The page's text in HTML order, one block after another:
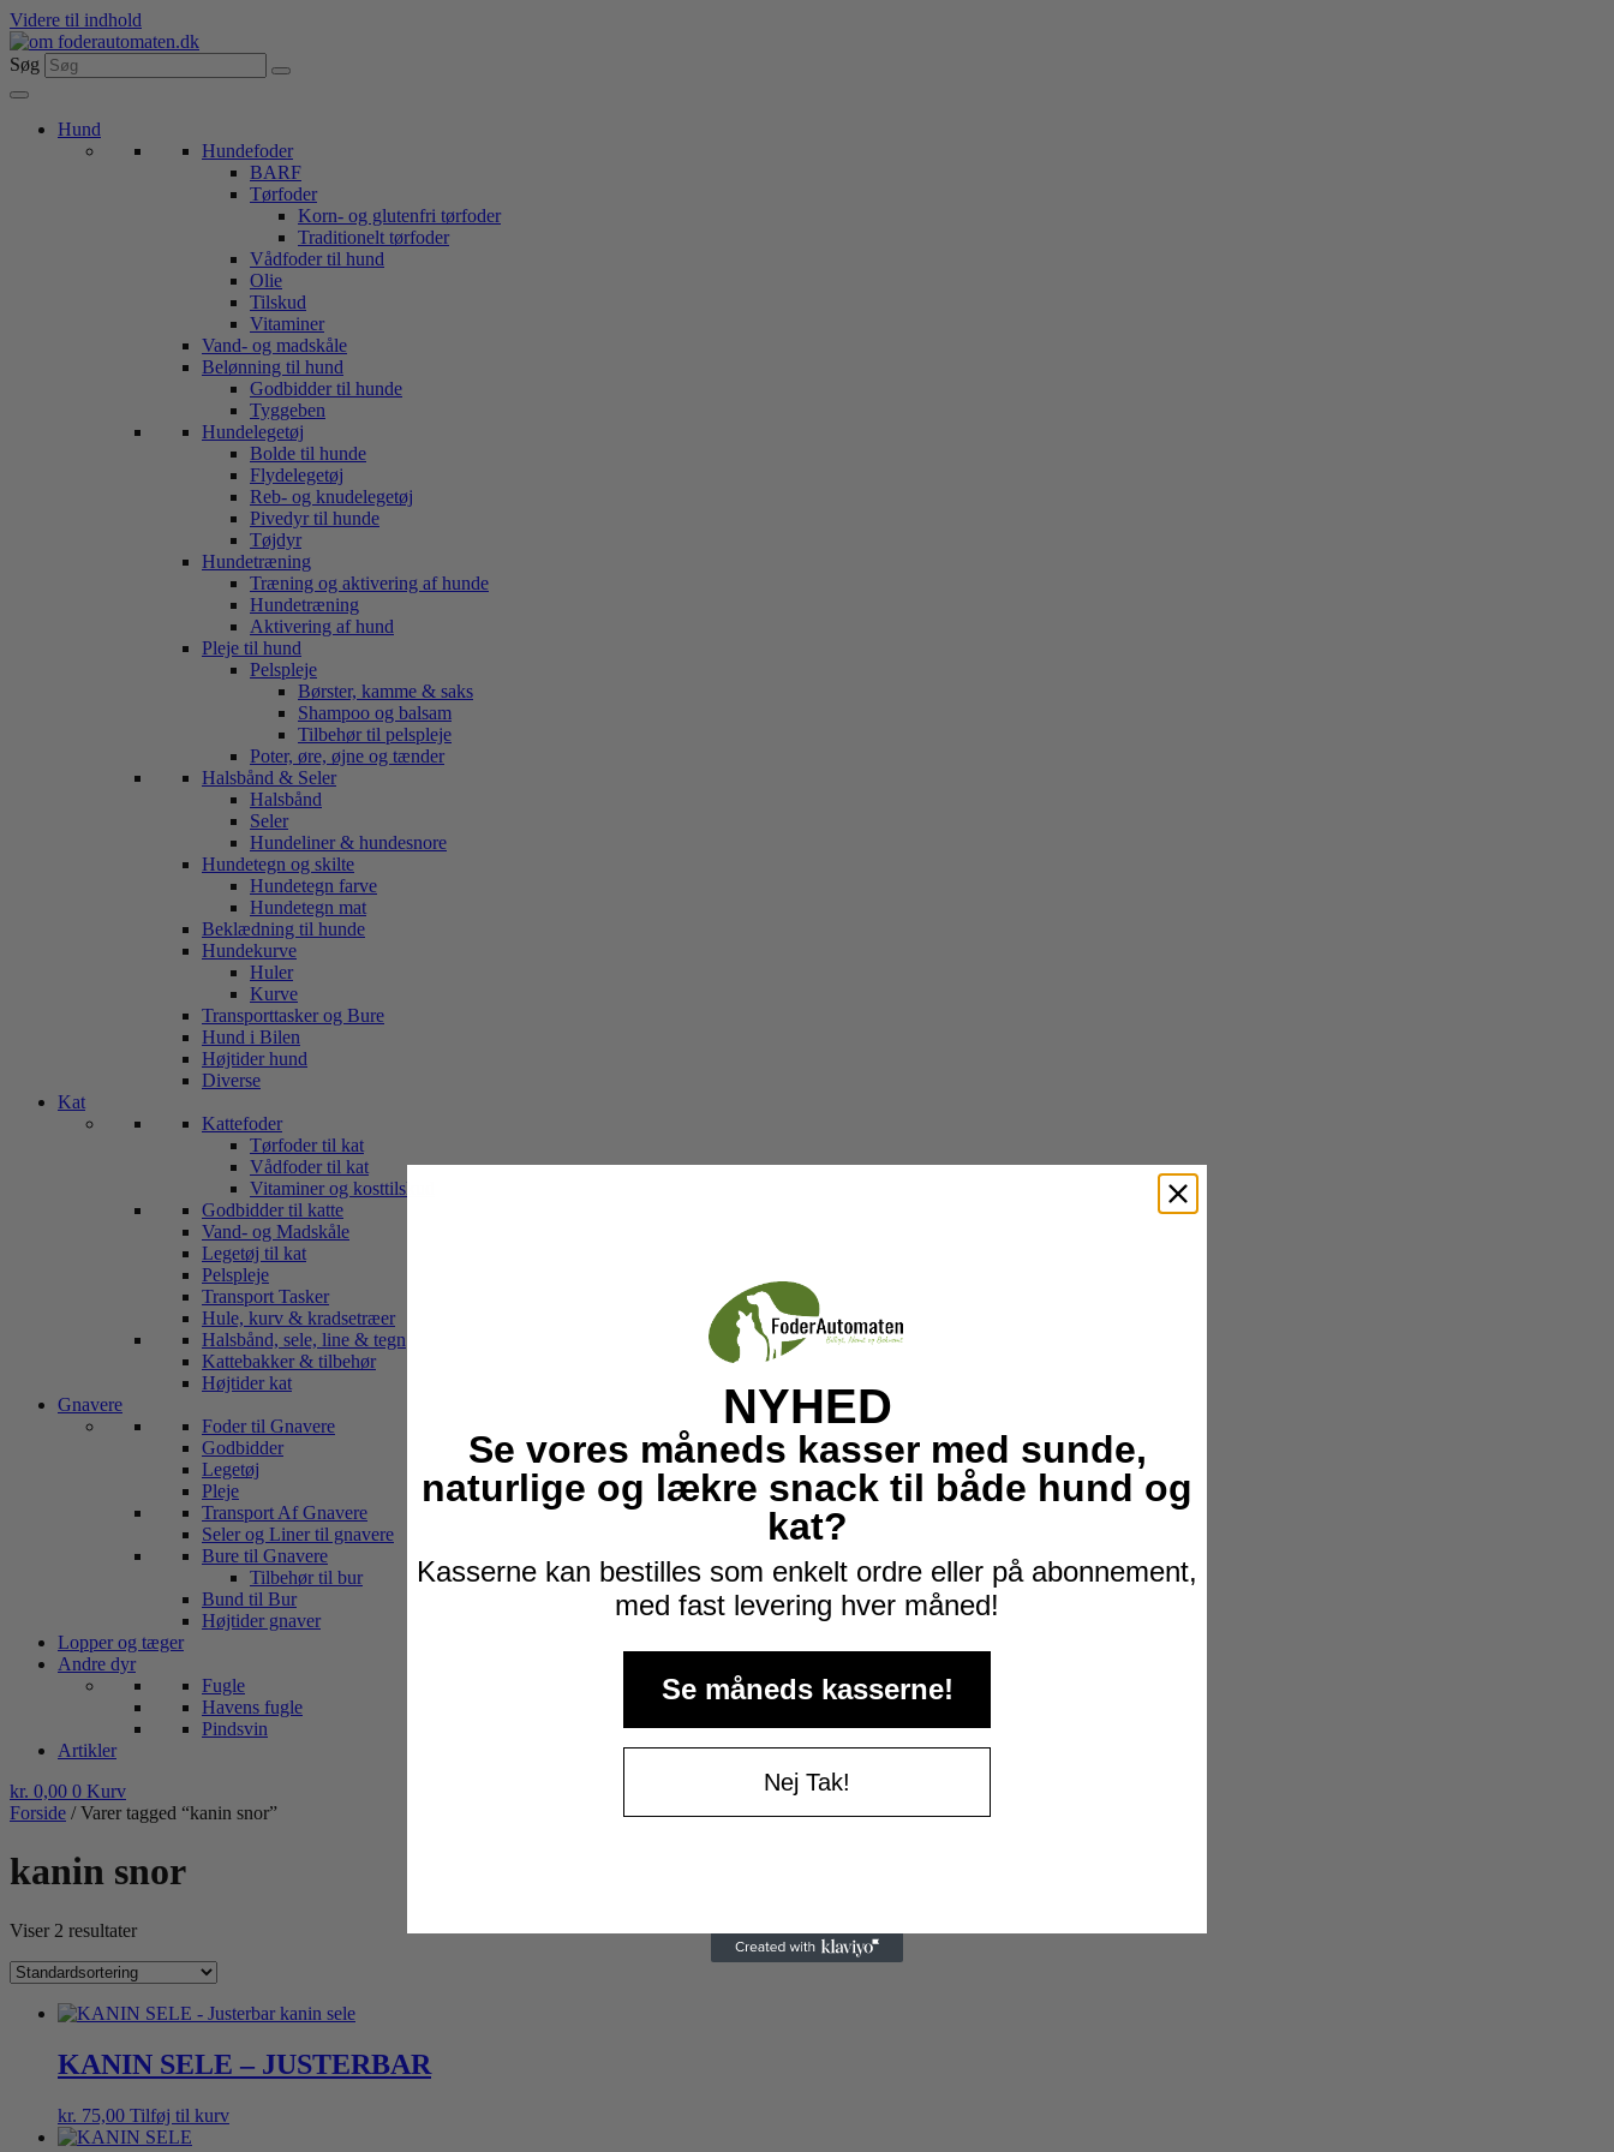
Videre til indhold
Søg
Hund
Hundefoder
BARF
Tørfoder
Korn- og glutenfri tørfoder
Traditionelt tørfoder
Vådfoder til hund
Olie
Tilskud
Vitaminer
Vand- og madskåle
Belønning til hund
Godbidder til hunde
Tyggeben
Hundelegetøj
Bolde til hunde
Flydelegetøj
Reb- og knudelegetøj
Pivedyr til hunde
Tøjdyr
Hundetræning
Træning og aktivering af hunde
Hundetræning
Aktivering af hund
Pleje til hund
Pelspleje
Børster, kamme & saks
Shampoo og balsam
Tilbehør til pelspleje
Poter, øre, øjne og tænder
Halsbånd & Seler
Halsbånd
Seler
Hundeliner & hundesnore
Hundetegn og skilte
Hundetegn farve
Hundetegn mat
Beklædning til hunde
Hundekurve
Huler
Kurve
Transporttasker og Bure
Hund i Bilen
Højtider hund
Diverse
Kat
Kattefoder
Tørfoder til kat
Vådfoder til kat
Vitaminer og kosttilskud
Godbidder til katte
Vand- og Madskåle
Legetøj til kat
Pelspleje
Transport Tasker
Hule, kurv & kradsetræer
Halsbånd, sele, line & tegn
Kattebakker & tilbehør
Højtider kat
Gnavere
Foder til Gnavere
Godbidder
Legetøj
Pleje
Transport Af Gnavere
Seler og Liner til gnavere
Bure til Gnavere
Tilbehør til bur
Bund til Bur
Højtider gnaver
Lopper og tæger
Andre dyr
Fugle
Havens fugle
Pindsvin
Artikler
kr. 0,00 0 Kurv
Forside / Varer tagged “kanin snor”
kanin snor
Viser 2 resultater
KANIN SELE – JUSTERBAR
kr. 75,00 Tilføj til kurv
NYHED
Se vores måneds kasser med sunde,
naturlige og lækre snack til både hund og
kat?
Kasserne kan bestilles som enkelt ordre eller på abonnement,
med fast levering hver måned!
Se måneds kasserne!
Nej Tak!